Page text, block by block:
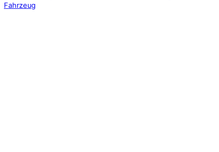
Fahrzeug